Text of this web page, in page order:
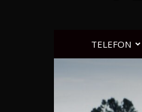
TELEFON